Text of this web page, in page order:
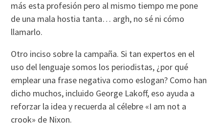
más esta profesión pero al mismo tiempo me pone
de una mala hostia tanta… argh, no sé ni cómo
llamarlo.
Otro inciso sobre la campaña. Si tan expertos en el
uso del lenguaje somos los periodistas, ¿por qué
emplear una frase negativa como eslogan? Como han
dicho muchos, incluido George Lakoff, eso ayuda a
reforzar la idea y recuerda al célebre «I am not a
crook» de Nixon.